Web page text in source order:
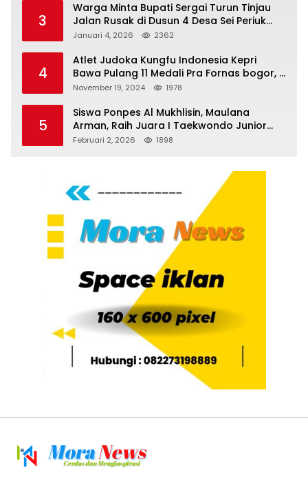
Tanjungpinang
3
Warga Minta Bupati Sergai Turun Tinjau
Jalan Rusak di Dusun 4 Desa Sei Periuk
Serdang Bedagai
Januari 4, 2026 2362
4
Atlet Judoka Kungfu Indonesia Kepri
Bawa Pulang 11 Medali Pra Fornas bogor, 3
Emas dan 8 Perunggu.
November 19, 2024 1978
5
Siswa Ponpes Al Mukhlisin, Maulana
Arman, Raih Juara I Taekwondo Junior
Putra di Riau National Championship 2026
Februari 2, 2026 1898